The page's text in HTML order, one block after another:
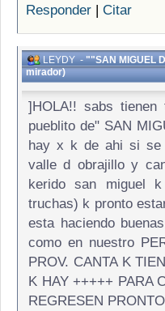
Responder | Citar
LEYDY-""SAN MIGUEL
mirador)
]HOLA!! sabs
pueblito de" SAN
hay x k de ahi si se
valle d obrajillo y
kerido san miguel
truchas) k pronto
esta haciendo
como en nuestro
PROV. CANTA K
K HAY +++++ PARA
REGRESEN PRONTO